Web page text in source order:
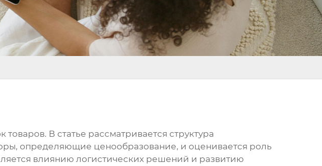
В статье рассматривается структура
определяющие ценообразование, и оценивается роль
влиянию логистических решений и развитию